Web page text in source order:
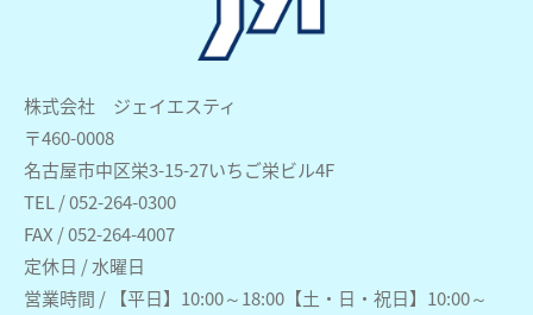
株式会社 ジェイエスティ
〒460-0008
名古屋市中区栄3-15-27いちご栄ビル4F
TEL / 052-264-0300
FAX / 052-264-4007
定休日 / 水曜日
営業時間 / 【平日】10:00～18:00【土・日・祝日】10:00～